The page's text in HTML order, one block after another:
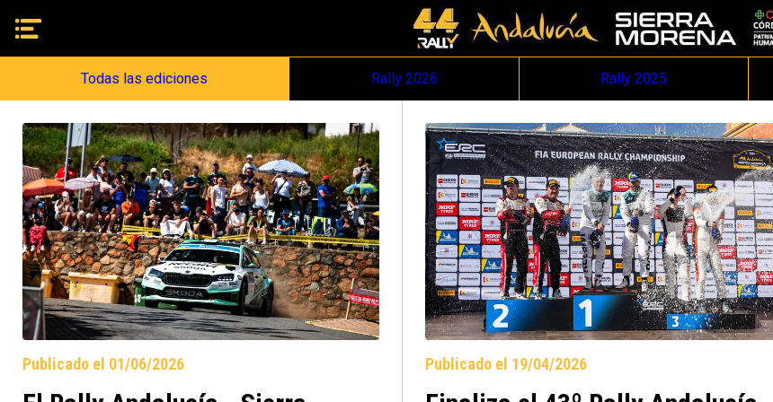
Todas las ediciones Rally 2026 Rally 2025
Publicado el 01/06/2026 Publicado el 19/04/2026